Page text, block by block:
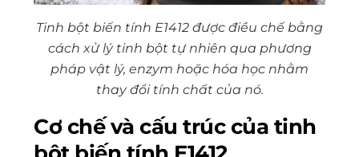
Tinh bột biến tính E1412 được điều chế bằng
cách xử lý tinh bột tự nhiên qua phương
pháp vật lý, enzym hoặc hóa học nhằm
thay đổi tính chất của nó.
Cơ chế và cấu trúc của tinh